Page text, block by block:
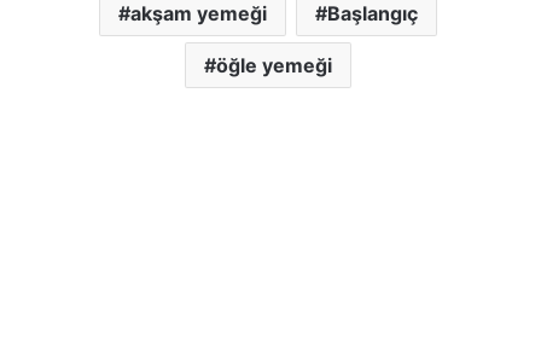
akşam yemeği Başlangıç
öğle yemeği